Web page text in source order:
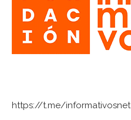
https://t.me/informativosnet